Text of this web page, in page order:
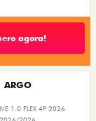
agora!
ARGO
1.0 FLEX 4P 2026